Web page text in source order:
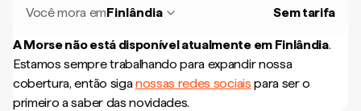
Você mora emFinlândia Sem tarifa
A Morse não está disponível atualmente em Finlândia.
Estamos sempre trabalhando para expandir nossa
cobertura, então siganossas redes sociais para ser o
primeiro a saber das novidades.